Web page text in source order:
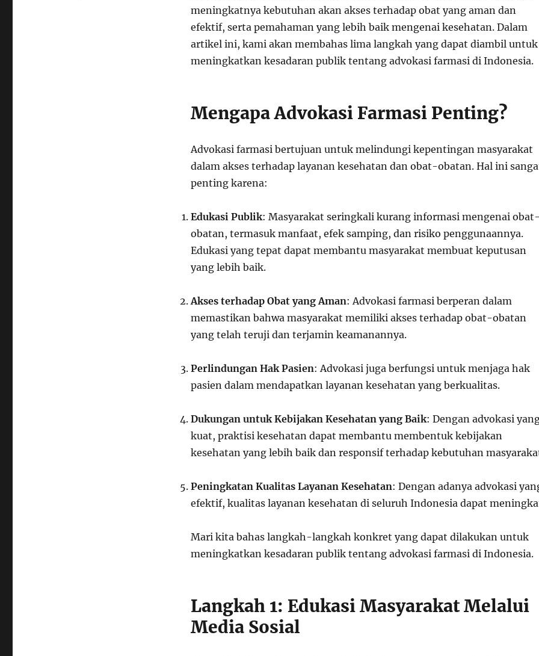
meningkatnya kebutuhan akan akses terhadap obat yang aman dan
efektif, serta pemahaman yang lebih baik mengenai kesehatan. Dalam
artikel ini, kami akan membahas lima langkah yang dapat diambil untuk
meningkatkan kesadaran publik tentang advokasi farmasi di Indonesia.
Mengapa Advokasi Farmasi Penting?
Advokasi farmasi bertujuan untuk melindungi kepentingan masyarakat
dalam akses terhadap layanan kesehatan dan obat-obatan. Hal ini
penting karena:
Edukasi Publik: Masyarakat seringkali kurang informasi mengenai
obatan, termasuk manfaat, efek samping, dan risiko penggunaannya.
Edukasi yang tepat dapat membantu masyarakat membuat keputusan
yang lebih baik.
Akses terhadap Obat yang Aman: Advokasi farmasi berperan dalam
memastikan bahwa masyarakat memiliki akses terhadap obat-obatan
yang telah teruji dan terjamin keamanannya.
Perlindungan Hak Pasien: Advokasi juga berfungsi untuk menjaga hak
pasien dalam mendapatkan layanan kesehatan yang berkualitas.
Dukungan untuk Kebijakan Kesehatan yang Baik: Dengan advokasi
kuat, praktisi kesehatan dapat membantu membentuk kebijakan
kesehatan yang lebih baik dan responsif terhadap kebutuhan
Peningkatan Kualitas Layanan Kesehatan: Dengan adanya advokasi
efektif, kualitas layanan kesehatan di seluruh Indonesia dapat
Mari kita bahas langkah-langkah konkret yang dapat dilakukan untuk
meningkatkan kesadaran publik tentang advokasi farmasi di Indonesia.
Langkah 1: Edukasi Masyarakat Melalui
Media Sosial